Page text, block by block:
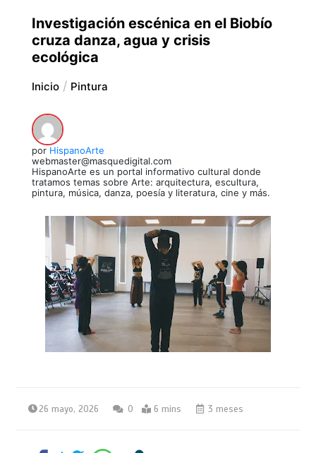
Investigación escénica en el Biobío
cruza danza, agua y crisis
ecológica
Inicio Pintura
por HispanoArte
webmaster@masquedigital.com
HispanoArte es un portal informativo cultural donde
tratamos temas sobre Arte: arquitectura, escultura,
pintura, música, danza, poesía y literatura, cine y más.
26 mayo, 2026 0 6 mins 3 meses